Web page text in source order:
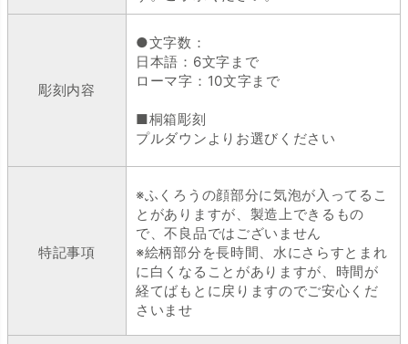
彫刻内容
●文字数：
日本語：6文字まで
ローマ字：10文字まで
■桐箱彫刻
プルダウンよりお選びください
特記事項
※ふくろうの顔部分に気泡が入ってるこ
とがありますが、製造上できるもの
で、不良品ではございません
※絵柄部分を長時間、水にさらすとまれ
に白くなることがありますが、時間が
経てばもとに戻りますのでご安心くだ
さいませ